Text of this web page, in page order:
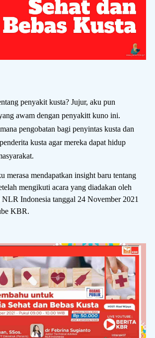
penyakit kusta? Jujur, aku pun
awam dengan penyakitt kuno ini.
pengobatan bagi penyintas kusta dan
penderita kusta agar mereka dapat hidup
merasa mendapatkan insight baru tentang
mengikuti acara yang diadakan oleh
Indonesia tanggal 24 November 2021
KBR.